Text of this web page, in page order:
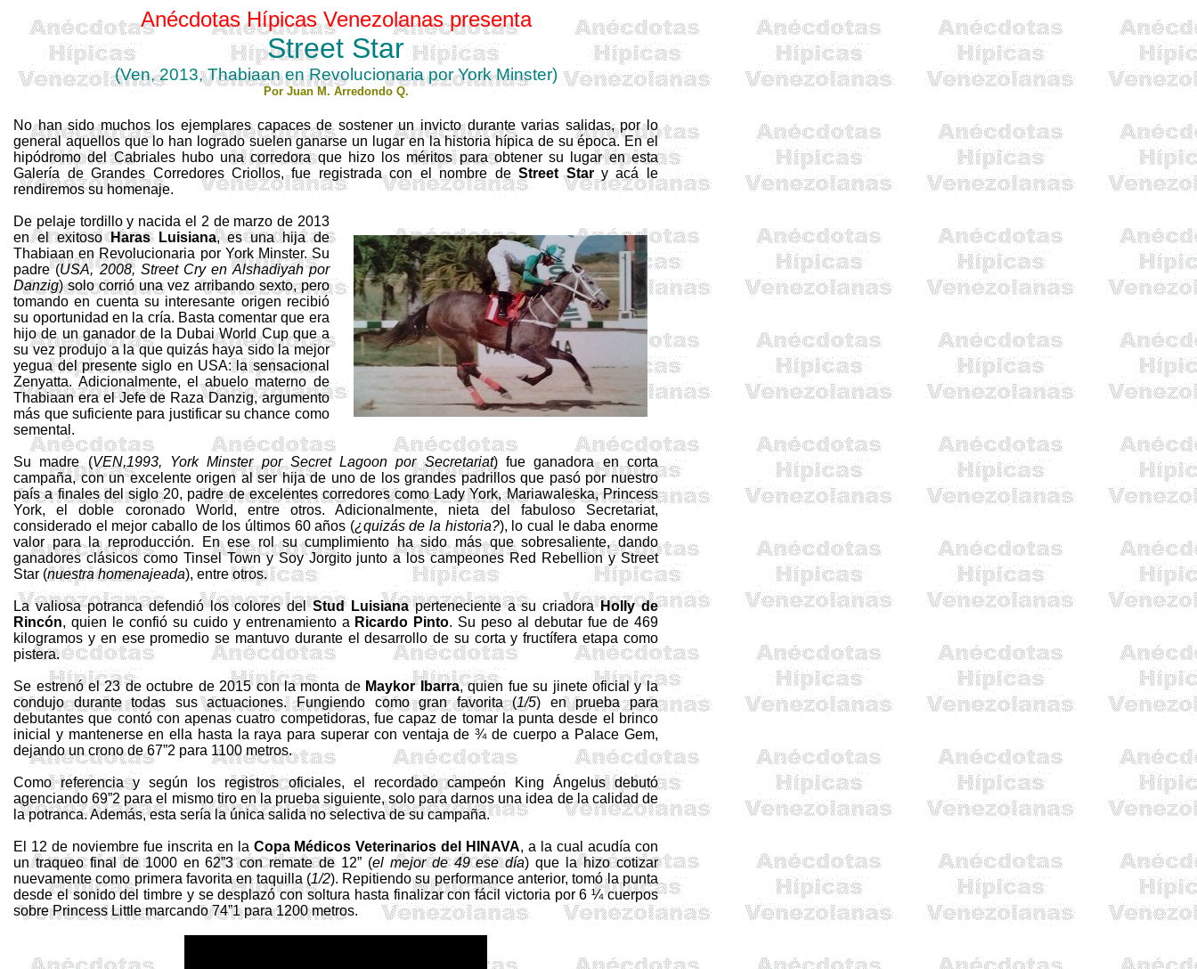
Anécdotas Hípicas Venezolanas presenta
Street Star
(Ven, 2013,Thabiaanen Revolucionaria por YorkMinster)
Por Juan M. Arredondo Q.
No han sido muchos los ejemplares capaces de sostener un invicto durante varias salidas, por lo
general aquellos que lo han logrado suelen ganarse un lugar en la historia hípica de su época. En el
hipódromo del Cabriales hubo una corredora que hizo los méritos para obtener su lugar en esta
Galería de Grandes Corredores Criollos, fue registrada con el nombre deStreetStary acá le
rendiremos su homenaje.
De pelaje tordillo y nacida el 2 de marzo de 2013
en el exitosoHaras Luisiana, es una hija de
Thabiaanen Revolucionaria por YorkMinster. Su
padre (USA, 2008, Street CryenAlshadiyahpor
Danzig) solo corrió una vez arribando sexto, pero
tomando en cuenta su interesante origen recibió
su oportunidad en la cría. Basta comentar que era
hijo de un ganador de la Dubai World Cup que a
su vez produjo a la que quizás haya sido la mejor
yegua del presente siglo en USA: la sensacional
Zenyatta. Adicionalmente, el abuelo materno de
Thabiaanera el Jefe de Raza Danzig, argumento
más que suficiente para justificar su chance como
semental.
Su madre (VEN,1993, YorkMinsterporSecret Lagoon porSecretariat) fue ganadora en corta
campaña, con un excelente origen al ser hija de uno de los grandes padrillos que pasó por nuestro
país a finales del siglo 20, padre de excelentes corredores como Lady York,Mariawaleska,Princess
York, el doble coronado World, entre otros. Adicionalmente, nieta del fabuloso Secretariat,
considerado el mejor caballo de los últimos 60 años (¿quizás de la historia?), lo cual le daba enorme
valor para la reproducción. En ese rol su cumplimiento ha sido más que sobresaliente, dando
ganadores clásicos como TinselTown y Soy Jorgito junto a los campeones Red Rebelliony Street
Star (nuestra homenajeada), entre otros.
La valiosa potranca defendió los colores delStud Luisianaperteneciente a su criadora Hollyde
Rincón, quien le confió su cuido y entrenamiento a Ricardo Pinto. Su peso al debutar fue de 469
kilogramos y en ese promedio se mantuvo durante el desarrollo de su corta y fructífera etapa como
pistera.
Se estrenó el 23 de octubre de 2015 con la monta de MaykorIbarra, quien fue su jinete oficial y la
condujo durante todas sus actuaciones. Fungiendo como gran favorita (1/5) en prueba para
debutantes que contó con apenas cuatro competidoras, fue capaz de tomar la punta desde el brinco
inicial y mantenerse en ella hasta la raya para superar con ventaja de ¾ de cuerpo a Palace Gem,
dejando un crono de 67”2 para 1100 metros.
Como referencia y según los registros oficiales, el recordado campeón King Ángelus debutó
agenciando 69”2 para el mismo tiro en la prueba siguiente, solo para darnos una idea de la calidad de
la potranca. Además, esta sería la única salida no selectiva de su campaña.
El 12 de noviembre fue inscrita en la Copa Médicos Veterinarios del HINAVA, a la cual acudía con
un traqueo final de 1000 en 62”3 con remate de 12” (el mejor de 49 ese día) que la hizo cotizar
nuevamente como primera favorita en taquilla (1/2). Repitiendo su performance anterior, tomó la punta
desde el sonido del timbre y se desplazó con soltura hasta finalizar con fácil victoria por 6 ¼ cuerpos
sobrePrincessLittle marcando 74”1 para 1200 metros.